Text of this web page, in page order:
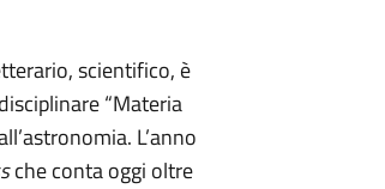
scientifico, è
“Materia
L’anno
che conta oggi oltre